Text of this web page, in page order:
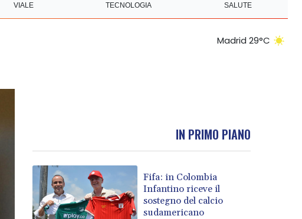
VIALE TECNOLOGIA SALUTE
Madrid 29°C
IN PRIMO PIANO
Fifa: in Colombia
Infantino riceve il
sostegno del calcio
sudamericano